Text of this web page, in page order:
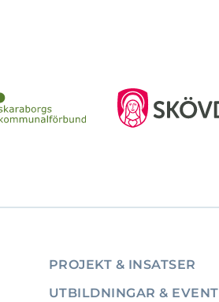
PROJEKT & INSATSER
UTBILDNINGAR & EVENT